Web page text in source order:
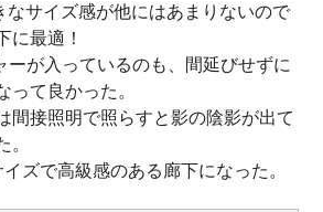
なサイズ感が他にはあまりないので
に最適！
ーが入っているのも、間延びせずに
って良かった。
間接照明で照らすと影の陰影が出て
。
ズで高級感のある廊下になった。